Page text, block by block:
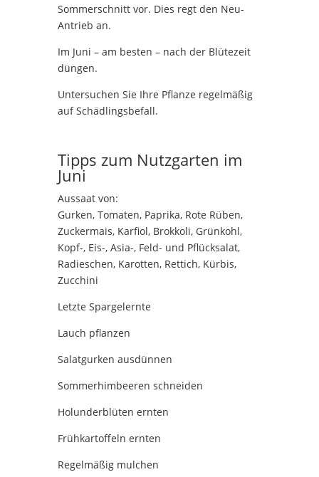
Sommerschnitt vor. Dies regt den Neu-
Antrieb an.
Im Juni – am besten – nach der Blütezeit
düngen.
Untersuchen Sie Ihre Pflanze regelmäßig
auf Schädlingsbefall.
Tipps zum Nutzgarten im
Juni
Aussaat von:
Gurken, Tomaten, Paprika, Rote Rüben,
Zuckermais, Karfiol, Brokkoli, Grünkohl,
Kopf-, Eis-, Asia-, Feld- und Pflücksalat,
Radieschen, Karotten, Rettich, Kürbis,
Zucchini
Letzte Spargelernte
Lauch pflanzen
Salatgurken ausdünnen
Sommerhimbeeren schneiden
Holunderblüten ernten
Frühkartoffeln ernten
Regelmäßig mulchen